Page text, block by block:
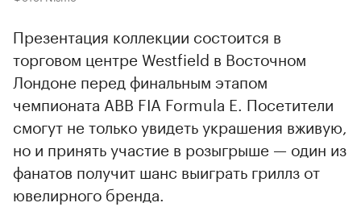
Презентация коллекции состоится в
торговом центре Westfield в Восточном
Лондоне перед финальным этапом
чемпионата ABB FIA Formula E. Посетители
смогут не только увидеть украшения вживую,
но и принять участие в розыгрыше — один из
фанатов получит шанс выиграть гриллз от
ювелирного бренда.